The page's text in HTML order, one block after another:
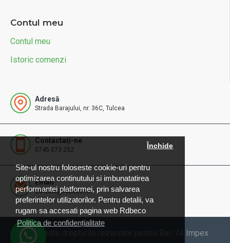
Site-ul nostru foloseste cookie-uri pentru
optimizarea continutului si imbunatatirea
performantei platformei, prin salvarea
preferintelor utilizatorilor. Pentru detalii, va
rugam sa accesati pagina web Rdbeco
Politica de confidențialitate
Închide
Contul meu
Contul meu
Istoric comenzi
Adresă
Strada Barajului, nr. 36C, Tulcea
Contactați-ne
0745.073.252
Email
contact@rdbeco.ro
© 2025 Toate drepturile rezervate pentru Rac 74 Impex